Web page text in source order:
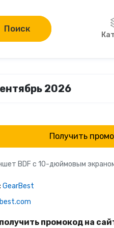
Компьютеры и
Поиск
2026
Получить
BDF с 10-дюймовым
GearBest
промокод на